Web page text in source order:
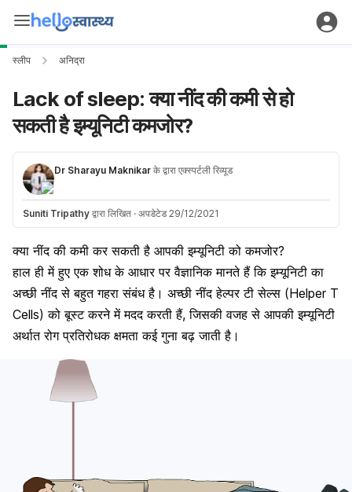
स्लीप अनिद्रा
Lack of sleep: क्या नींद की कमी से हो
सकती है इम्यूनिटी कमजोर?
Dr Sharayu Maknikar के द्वारा एक्स्पर्टली रिव्यूड
Suniti Tripathy द्वारा लिखित · अपडेटेड 29/12/2021
क्या नींद की कमी कर सकती है आपकी इम्यूनिटी को कमजोर?
हाल ही में हुए एक शोध के आधार पर वैज्ञानिक मानते हैं कि इम्यूनिटी का
अच्छी नींद से बहुत गहरा संबंध है। अच्छी नींद हेल्पर टी सेल्स (Helper T
Cells) को बूस्ट करने में मदद करती हैं, जिसकी वजह से आपकी इम्यूनिटी
अर्थात रोग प्रतिरोधक क्षमता कई गुना बढ़ जाती है।